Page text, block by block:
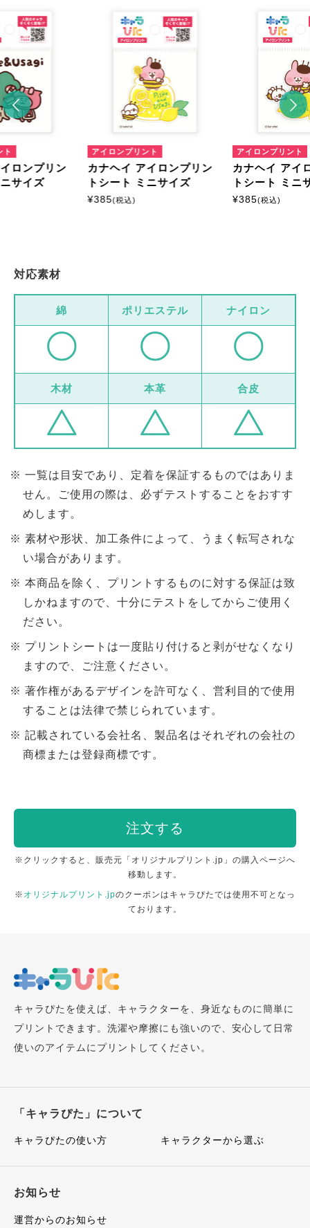
ト
ロンプリン
サイズ
アイロンプリント
カナヘイ アイロンプリン
トシート ミニサイズ
¥385(税込)
アイロンプリント
カナヘイ アイ
トシート ミニ
¥385(税込)
対応素材
綿 ポリエステル ナイロン
木材 本革 合皮
一覧は目安であり、定着を保証するものではありま
せん。ご使用の際は、必ずテストすることをおすす
めします。
素材や形状、加工条件によって、うまく転写されな
い場合があります。
本商品を除く、プリントするものに対する保証は致
しかねますので、十分にテストをしてからご使用く
ださい。
プリントシートは一度貼り付けると剥がせなくなり
ますので、ご注意ください。
著作権があるデザインを許可なく、営利目的で使用
することは法律で禁じられています。
記載されている会社名、製品名はそれぞれの会社の
商標または登録商標です。
注文する
※クリックすると、販売元「オリジナルプリント.jp」の購入ページへ
移動します。
※ オリジナルプリント.jpのクーポンはキャラぴたでは使用不可となっ
ております。
キャラぴたを使えば、キャラクターを、身近なものに簡単に
プリントできます。洗濯や摩擦にも強いので、安心して日常
使いのアイテムにプリントしてください。
「キャラぴた」について
キャラぴたの使い方 キャラクターから選ぶ
お知らせ
運営からのお知らせ